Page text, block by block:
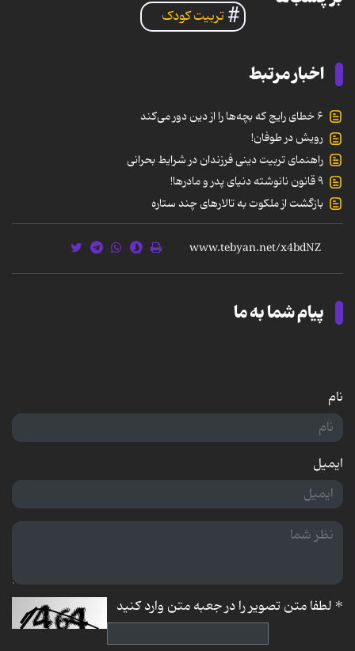
تربیت کودک
اخبار مرتبط
۶ خطای رایج که بچه‌ها را از دین دور می‌کند
رویش در طوفان!
راهنمای تربیت دینی فرزندان در شرایط بحرانی
۹ قانون نانوشته دنیای پدر و مادرها!
بازگشت از ملکوت به تالارهای چند ستاره
پیام شما به ما
نام
ایمیل
*لطفا متن تصویر را در جعبه متن وارد کنید